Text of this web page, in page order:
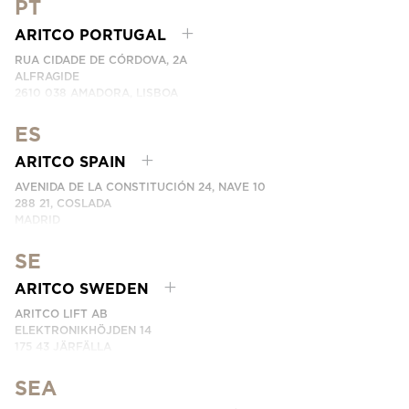
NÚMERO DE TELEFONE: +49 7123 9597272
ENTRE EM CONTACTO CONNOSCO
PT
ARITCO PORTUGAL
RUA CIDADE DE CÓRDOVA, 2A
ALFRAGIDE
2610 038 AMADORA, LISBOA
ARITCO PORTUGAL REPRESENTADO PELA LEVITA
NÚMERO DE TELEFONE:
ES
ARITCO SPAIN
AVENIDA DE LA CONSTITUCIÓN 24, NAVE 10
288 21, COSLADA
MADRID
NÚMERO DE TELEFONE: (+34) 918 622 552
ENTRE EM CONTACTO CONNOSCO
SE
ARITCO SWEDEN
ARITCO LIFT AB
ELEKTRONIKHÖJDEN 14
175 43 JÄRFÄLLA
NÚMERO DE TELEFONE: +46 8 120 401 00
SEA